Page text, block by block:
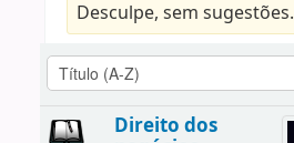
Desculpe, sem sugestões.
Direito dos